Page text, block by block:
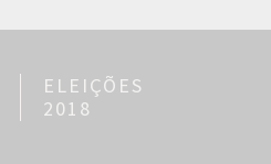
ELEIÇÕES
2018